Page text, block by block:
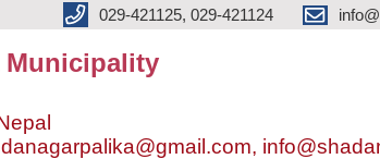
029-421125, 029-421124
Municipality